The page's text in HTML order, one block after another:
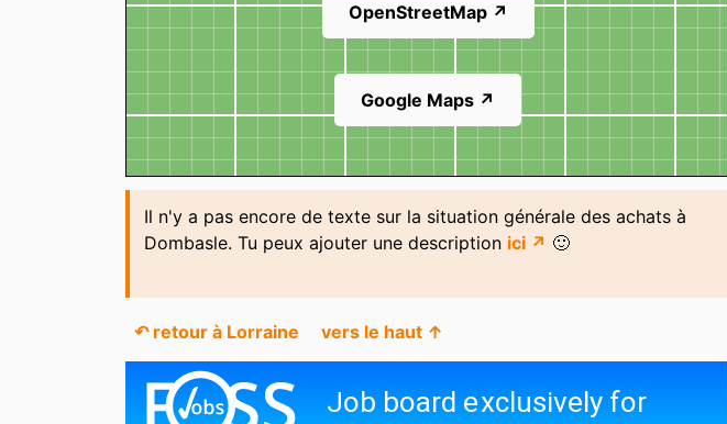
OpenStreetMap ↗
Google Maps ↗
Il n'y a pas encore de texte sur la situation générale des achats à
Dombasle. Tu peux ajouter une description ici ↗ 🙂
↶ retour à Lorraine vers le haut ↑